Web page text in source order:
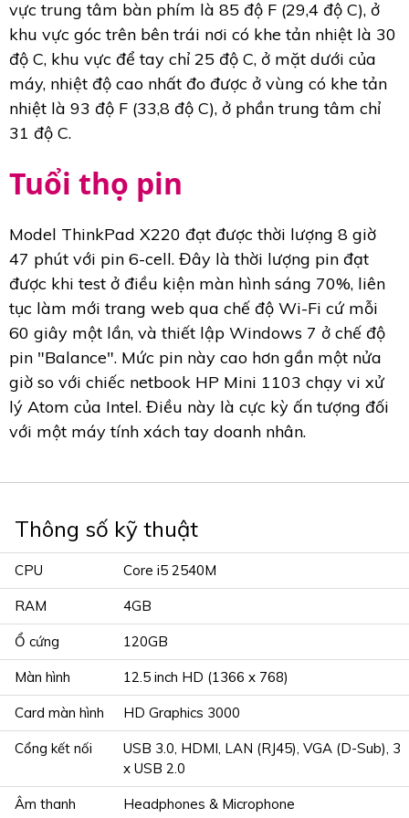
vực trung tâm bàn phím là 85 độ F (29,4 độ C), ở
khu vực góc trên bên trái nơi có khe tản nhiệt là 30
độ C, khu vực để tay chỉ 25 độ C, ở mặt dưới của
máy, nhiệt độ cao nhất đo được ở vùng có khe tản
nhiệt là 93 độ F (33,8 độ C), ở phần trung tâm chỉ
31 độ C.
Tuổi thọ pin
Model ThinkPad X220 đạt được thời lượng 8 giờ
47 phút với pin 6-cell. Đây là thời lượng pin đạt
được khi test ở điều kiện màn hình sáng 70%, liên
tục làm mới trang web qua chế độ Wi-Fi cứ mỗi
60 giây một lần, và thiết lập Windows 7 ở chế độ
pin "Balance". Mức pin này cao hơn gần một nửa
giờ so với chiếc netbook HP Mini 1103 chạy vi xử
lý Atom của Intel. Điều này là cực kỳ ấn tượng đối
với một máy tính xách tay doanh nhân.
Thông số kỹ thuật
CPU Core i5 2540M
RAM 4GB
Ổ cứng 120GB
Màn hình 12.5 inch HD (1366 x 768)
Card màn hình HD Graphics 3000
Cổng kết nối
USB 3.0, HDMI, LAN (RJ45), VGA (D-Sub), 3
x USB 2.0
Âm thanh Headphones & Microphone